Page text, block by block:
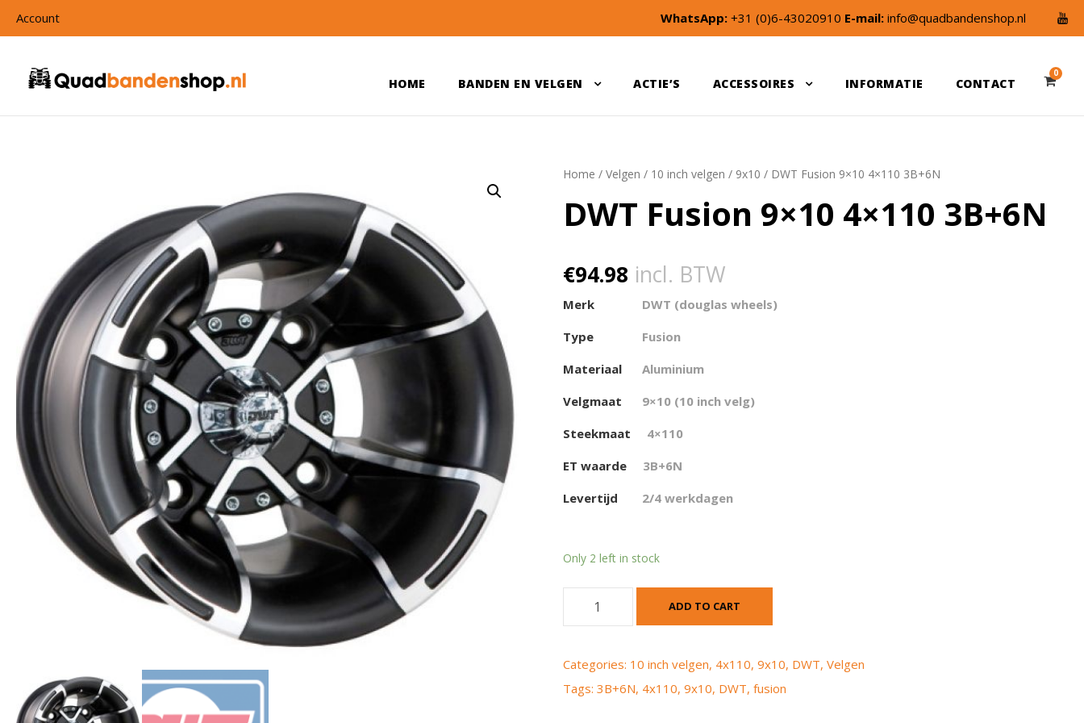
Account WhatsApp: +31 (0)6-43020910 E-mail: info@quadbandenshop.nl
HOME BANDEN EN VELGEN ACTIE’S ACCESSOIRES INFORMATIE CONTACT
0
Home /Velgen / 10 inch velgen / 9x10 / DWT Fusion 9×10 4×110 3B+6N
DWT Fusion 9×10 4×110 3B+6N
€94.98 incl. BTW
Merk
DWT (douglas wheels)
Type
Fusion
Materiaal
Aluminium
Velgmaat
9×10 (10 inch velg)
Steekmaat
4×110
ET waarde
3B+6N
Levertijd
2/4 werkdagen
Only 2 left in stock
F
s
ADD TO CART
Categories: 10 inch velgen, 4x110,9x10, DWT,Velgen
Tags:3B+6N, 4x110,9x10, DWT,fusion